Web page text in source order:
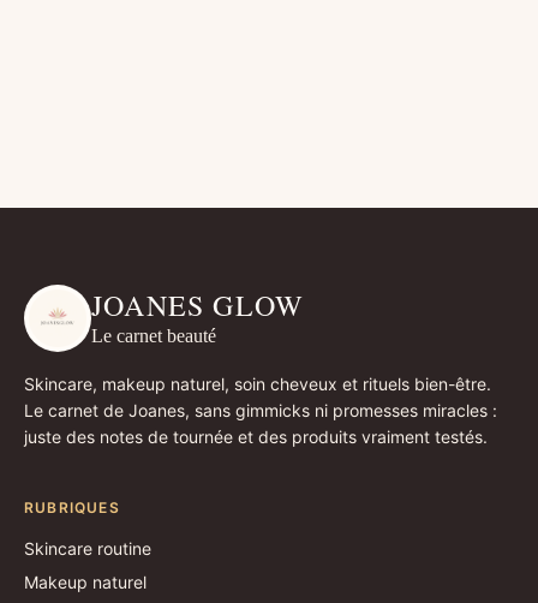
JOANES GLOW
Le carnet beauté
Skincare, makeup naturel, soin cheveux et rituels bien-être.
Le carnet de Joanes, sans gimmicks ni promesses miracles :
juste des notes de tournée et des produits vraiment testés.
RUBRIQUES
Skincare routine
Makeup naturel